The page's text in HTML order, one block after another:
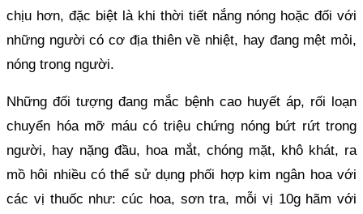
chịu hơn, đặc biệt là khi thời tiết nắng nóng hoặc đối với
những người có cơ địa thiên về nhiệt, hay đang mệt mỏi,
nóng trong người.
Những đối tượng đang mắc bệnh cao huyết áp, rối loạn
chuyển hóa mỡ máu có triệu chứng nóng bứt rứt trong
người, hay nặng đầu, hoa mắt, chóng mặt, khô khát, ra
mồ hôi nhiều có thể sử dụng phối hợp kim ngân hoa với
các vị thuốc như: cúc hoa, sơn tra, mỗi vị 10g hãm với